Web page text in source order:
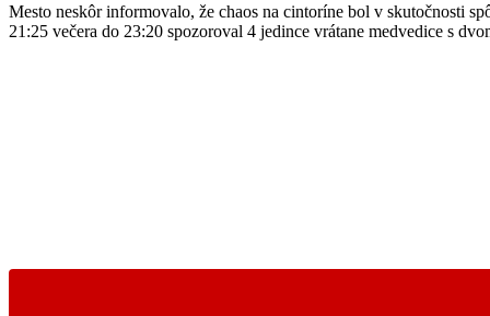
Mesto neskôr informovalo, že chaos na cintoríne bol v skutočnosti
21:25 večera do 23:20 spozoroval 4 jedince vrátane medvedice s